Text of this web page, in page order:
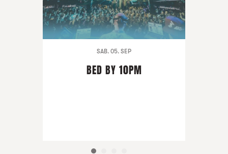
SAB. 05. SEP
BED BY 10PM